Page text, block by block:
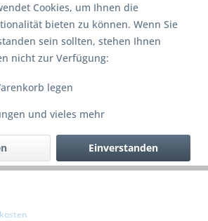
wird nicht mehr produziert
ist nicht mehr lieferbar!
Cookies, um Ihnen die
bieten zu können. Wenn Sie
sein sollten, stehen Ihnen
nicht zur Verfügung:
legen
und vieles mehr
Einverstanden